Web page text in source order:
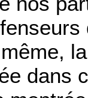
dans